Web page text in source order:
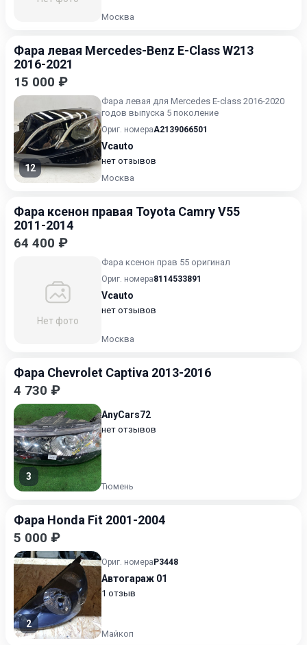
Москва
Фара левая Mercedes-Benz E-Class W213
2016-2021
15 000 ₽
12
Фара левая для Mercedes E-class 2016-2020
годов выпуска 5 поколение
Ориг. номераA2139066501
Vcauto
нет отзывов
Москва
Фара ксенон правая Toyota Camry V55
2011-2014
64 400 ₽
Нет фото
Фара ксенон прав 55 оригинал
Ориг. номера8114533891
Vcauto
нет отзывов
Москва
Фара Chevrolet Captiva 2013-2016
4 730 ₽
3
AnyCars72
нет отзывов
Тюмень
Фара Honda Fit 2001-2004
5 000 ₽
2
Ориг. номера P3448
Автогараж 01
1 отзыв
Майкоп